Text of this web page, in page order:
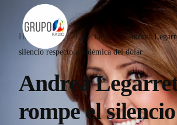
Home Blog Espectáculos
Andrea
silencio respecto a polémica del dólar
Andrea
rompe el silencio